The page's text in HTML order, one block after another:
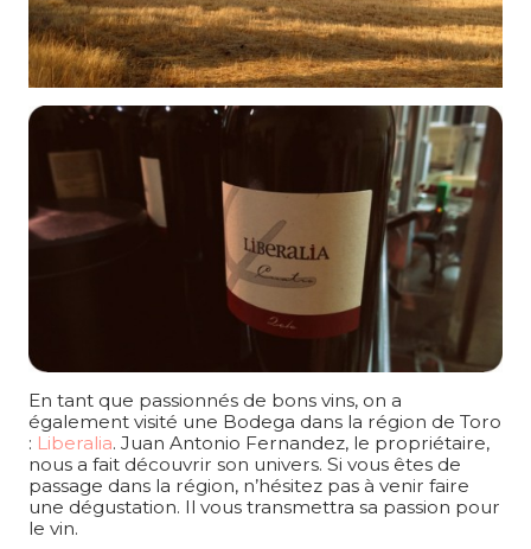
En tant que passionnés de bons vins, on a
également visité une Bodega dans la région de Toro
: Liberalia. Juan Antonio Fernandez, le propriétaire,
nous a fait découvrir son univers. Si vous êtes de
passage dans la région, n’hésitez pas à venir faire
une dégustation. Il vous transmettra sa passion pour
le vin.